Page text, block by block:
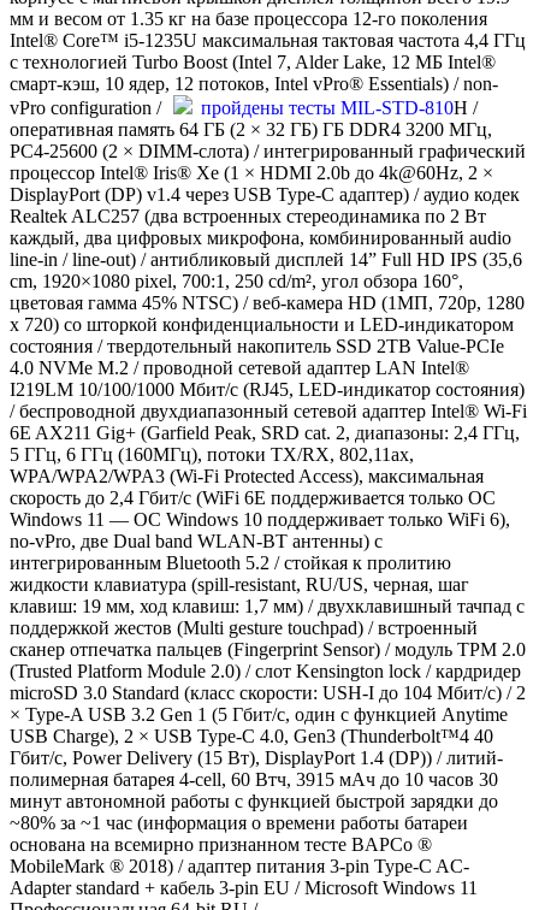
мм и весом от 1.35 кг на базе процессора 12-го поколения
Intel® Core™ i5-1235U максимальная тактовая частота 4,4 ГГц
с технологией Turbo Boost (Intel 7, Alder Lake, 12 МБ Intel®
смарт-кэш, 10 ядер, 12 потоков, Intel vPro® Essentials) / non-
vPro configuration /
пройдены тесты MIL-STD-810H /
оперативная память 64 ГБ (2 × 32 ГБ) ГБ DDR4 3200 МГц,
PC4-25600 (2 × DIMM-слота) / интегрированный графический
процессор Intel® Iris® Xe (1 × HDMI 2.0b до 4k@60Hz, 2 ×
DisplayPort (DP) v1.4 через USB Type-C адаптер) / аудио кодек
Realtek ALC257 (два встроенных стереодинамика по 2 Вт
каждый, два цифровых микрофона, комбинированный аudio
line-in / line-out) / антибликовый дисплей 14” Full HD IPS (35,6
cm, 1920×1080 pixel, 700:1, 250 cd/m², угол обзора 160°,
цветовая гамма 45% NTSC) / веб-камера HD (1МП, 720p, 1280
x 720) со шторкой конфиденциальности и LED-индикатором
состояния / твердотельный накопитель SSD 2TB Value-PCIe
4.0 NVMe M.2 / проводной сетевой адаптер LAN Intel®
I219LM 10/100/1000 Мбит/с (RJ45, LED-индикатор состояния)
/ беспроводной двухдиапазонный сетевой адаптер Intel® Wi-Fi
6E AX211 Gig+ (Garfield Peak, SRD cat. 2, диапазоны: 2,4 ГГц,
5 ГГц, 6 ГГц (160МГц), потоки TX/RX, 802,11ax,
WPA/WPA2/WPA3 (Wi-Fi Protected Access), максимальная
скорость до 2,4 Гбит/с (WiFi 6E поддерживается только ОС
Windows 11 — ОС Windows 10 поддерживает только WiFi 6),
no-vPro, две Dual band WLAN-BT антенны) с
интегрированным Bluetooth 5.2 / cтойкая к пролитию
жидкости клавиатура (spill-resistant, RU/US, черная, шаг
клавиш: 19 мм, ход клавиш: 1,7 мм) / двухклавишный тачпад с
поддержкой жестов (Multi gesture touchpad) / встроенный
сканер отпечатка пальцев (Fingerprint Sensor) / модуль TPM 2.0
(Trusted Platform Module 2.0) / слот Kensington lock / кардридер
microSD 3.0 Standard (класс скорости: USH-I до 104 Мбит/с) / 2
× Type-A USB 3.2 Gen 1 (5 Гбит/с, один с функцией Anytime
USB Charge), 2 × USB Type-C 4.0, Gen3 (Thunderbolt™4 40
Гбит/с, Power Delivery (15 Вт), DisplayPort 1.4 (DP)) / литий-
полимерная батарея 4-cell, 60 Втч, 3915 мАч до 10 часов 30
минут автономной работы с функцией быстрой зарядки до
~80% за ~1 час (информация о времени работы батареи
основана на всемирно признанном тесте BAPCo ®
MobileMark ® 2018) / адаптер питания 3-pin Type-C AC-
Adapter standard + кабель 3-pin EU / Microsoft Windows 11